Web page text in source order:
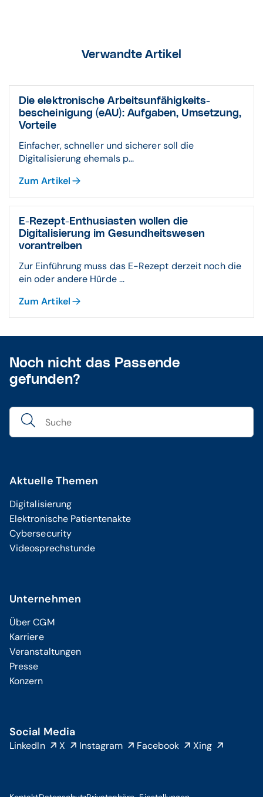
Verwandte Artikel
Die elektronische Arbeitsunfähigkeits­
bescheinigung (eAU): Aufgaben, Umsetzung,
Vorteile
Einfacher, schneller und sicherer soll die
Digitalisierung ehemals p...
Zum Artikel
E-Rezept-Enthusiasten wollen die
Digitalisierung im Gesundheitswesen
vorantreiben
Zur Einführung muss das E-Rezept derzeit noch die
ein oder andere Hürde ...
Zum Artikel
Noch nicht das Passende
gefunden?
Aktuelle Themen
Digitalisierung
Elektronische Patientenakte
Cybersecurity
Videosprechstunde
Unternehmen
Über CGM
Karriere
Veranstaltungen
Presse
Konzern
Social Media
LinkedIn X Instagram Facebook Xing